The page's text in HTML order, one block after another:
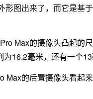
形图出来了，而它是基
Max的摄像头凸起的
16.2毫米，还有一个
Max的后置摄像头看起